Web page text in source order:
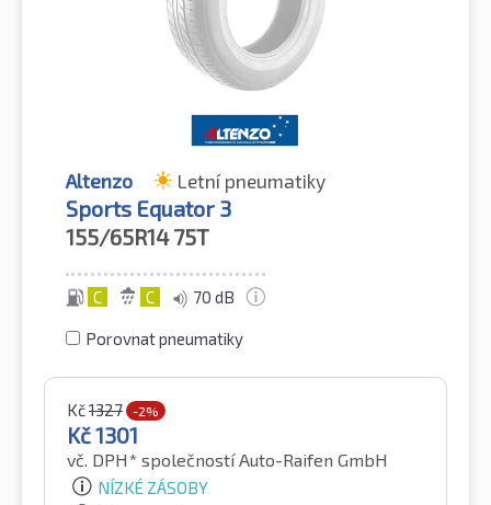
Altenzo Letní pneumatiky
Sports Equator 3
155/65R14 75T
C C 70 dB
Porovnat pneumatiky
Kč1327 -2%
Kč1301
vč. DPH* společností Auto-Raifen GmbH
NÍZKÉ ZÁSOBY